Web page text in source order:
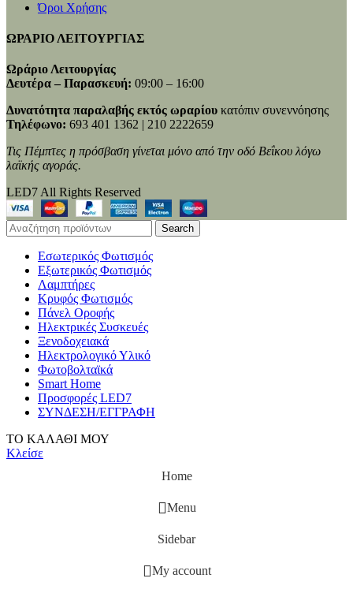
Όροι Χρήσης
ΩΡΑΡΙΟ ΛΕΙΤΟΥΡΓΙΑΣ
Ωράριο Λειτουργίας
Δευτέρα – Παρασκευή: 09:00 – 16:00
Δυνατότητα παραλαβής εκτός ωραρίου κατόπιν συνεννόησης
Τηλέφωνο: 693 401 1362 | 210 2222659
Τις Πέμπτες η πρόσβαση γίνεται μόνο από την οδό Βεΐκου λόγω
λαϊκής αγοράς.
LED7 All Rights Reserved
Search
Εσωτερικός Φωτισμός
Εξωτερικός Φωτισμός
Λαμπτήρες
Κρυφός Φωτισμός
Πάνελ Οροφής
Ηλεκτρικές Συσκευές
Ξενοδοχειακά
Ηλεκτρολογικό Υλικό
Φωτοβολταϊκά
Smart Home
Προσφορές LED7
ΣΥΝΔΕΣΗ/ΕΓΓΡΑΦΗ
ΤΟ ΚΑΛΑΘΙ ΜΟΥ
Κλείσε
Home
Menu
Sidebar
My account